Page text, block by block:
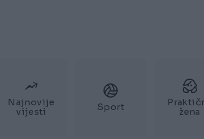
Najnovije
vijesti
Sport
žena